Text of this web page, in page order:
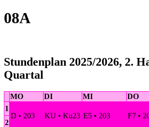
08A
Stundenplan 2025/2026, 2.
Quartal
MO DI MI DO
1
D • 203
KU • Ku23 E5 • 203 F7 •
2